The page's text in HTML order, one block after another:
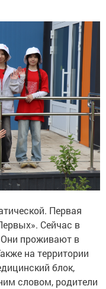
Первая
Сейчас в
проживают в
на территории
блок,
словом, родители